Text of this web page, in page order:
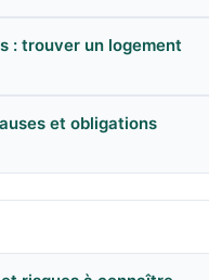
: trouver un logement
et obligations